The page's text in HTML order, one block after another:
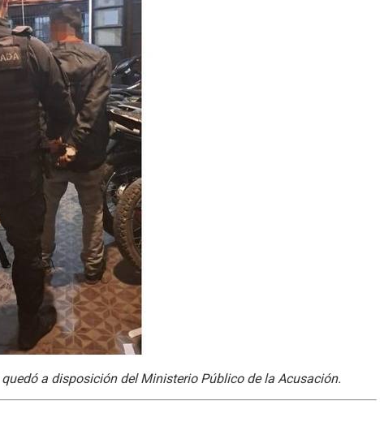
a disposición del Ministerio Público de la Acusación.